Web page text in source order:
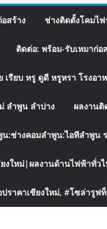
สร้าง ช่างติดตั้งโคมไ
ติดต่อ: พร้อม-รับเหมาก่อ
ยบ หรู ดูดี หรูหรา โรงอ
ลำพูน ลำปาง ผลงานติ
:ช่างคอมลำพูน:ไอทีลำพูน
ใหม่|ผลงานด้านไฟฟ้าทั่วไ
ราคาเชียงใหม่, #โซล่ารูฟ